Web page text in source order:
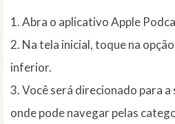
1. Abra o aplicativo Apple
2. Na tela inicial, toque na
inferior.
3. Você será direcionado para a
onde pode navegar pelas